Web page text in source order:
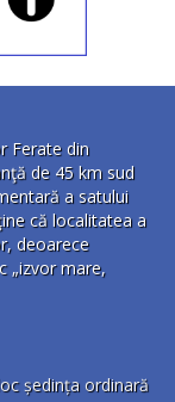
Ferate din
de 45 km sud
a satului
că localitatea a
deoarece
„izvor mare,
ședința ordinară